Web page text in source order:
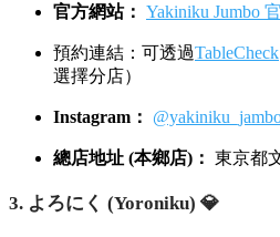
官方網站： Yakiniku Jumbo
預約連結：可透過TableCheck
選擇分店）
Instagram：
總店地址 (本鄉店)： 東京都
3. よろにく (Yoroniku) 💎